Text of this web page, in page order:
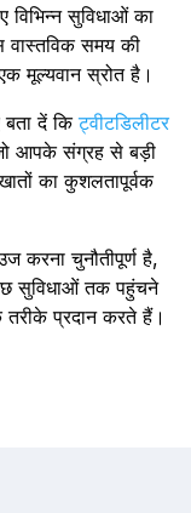
विभिन्न सुविधाओं का
समय की
मूल्यवान स्रोत है।
बता दें किट्वीटडिलीटर
आपके संग्रह से बड़ी
का कुशलतापूर्वक
करना चुनौतीपूर्ण है,
सुविधाओं तक पहुंचने
प्रदान करते हैं।